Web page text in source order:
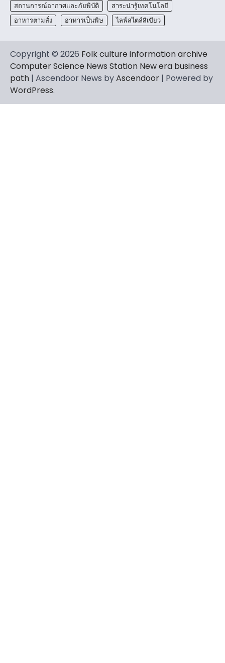
สถานการณ์อากาศและภัยพิบัติ
สาระน่ารู้เทคโนโลยี
อาหารตามสั่ง
อาหารเป็นพิษ ไลฟ์สไตล์สีเขียว
Copyright © 2026 Folk culture information archive
Computer Science News Station New era business
path | Ascendoor News byAscendoor | Powered by
WordPress.